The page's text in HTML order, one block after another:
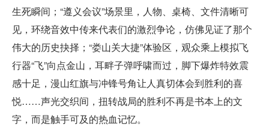
生死瞬间；“遵义会议”场景里，人物、桌椅、文件清晰可
见，环绕音效中传来代表们的激烈争论，仿佛见证了那个
伟大的历史抉择；“娄山关大捷”体验区，观众乘上模拟飞
行器“飞”向点金山，耳畔子弹呼啸而过，脚下爆炸特效震
感十足，漫山红旗与冲锋号角让人真切体会到胜利的喜
悦……声光交织间，扭转战局的胜利不再是书本上的文
字，而是触手可及的热血记忆。